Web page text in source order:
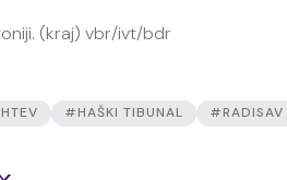
(kraj) vbr/ivt/bdr
#HAŠKI TIBUNAL #RADISAV